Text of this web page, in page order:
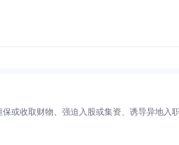
或收取财物、强迫入股或集资、诱导异地入